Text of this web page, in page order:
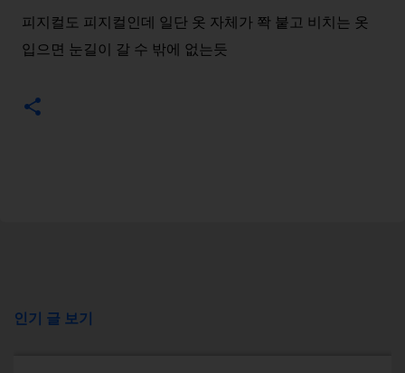
피지컬도 피지컬인데 일단 옷 자체가 쫙 붙고 비치는 옷
입으면 눈길이 갈 수 밖에 없는듯
인기 글 보기